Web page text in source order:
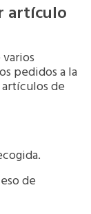
artículo
pedidos a la
de
de